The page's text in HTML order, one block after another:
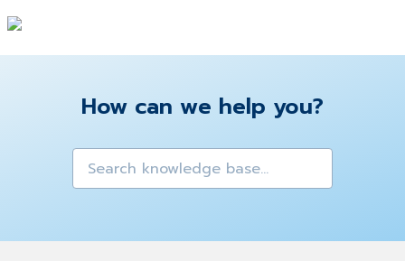
How can we help you?